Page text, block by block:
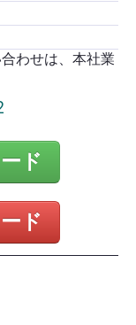
わせは、本社業
ド
ド